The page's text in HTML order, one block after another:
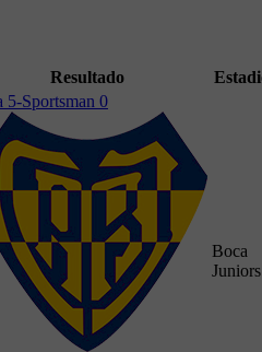
Resultado
5-Sportsman 0
Boca
Juniors